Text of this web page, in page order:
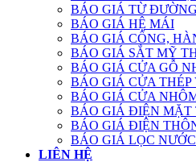
BÁO GIÁ TỪ
BÁO GIÁ HỆ MÁI
BÁO GIÁ CỔNG,
BÁO GIÁ SẮT MỸ
BÁO GIÁ CỬA GỖ
BÁO GIÁ CỬA THÉP
BÁO GIÁ CỬA
BÁO GIÁ ĐIỆN MẶT
BÁO GIÁ ĐIỆN
BÁO GIÁ LỌC
LIÊN HỆ